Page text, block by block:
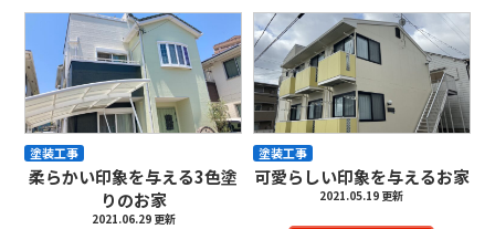
柔らかい印象を与える3色塗
りのお家
2021.06.29 更新
塗装工事
可愛らしい印象を与えるお家
2021.05.19 更新
塗装工事